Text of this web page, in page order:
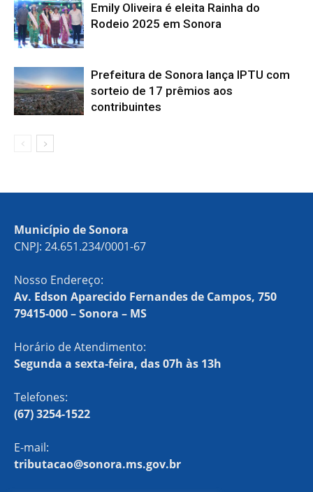
Emily Oliveira é eleita Rainha do
Rodeio 2025 em Sonora
Prefeitura de Sonora lança IPTU com
sorteio de 17 prêmios aos
contribuintes
Município de Sonora
CNPJ: 24.651.234/0001-67
Nosso Endereço:
Av. Edson Aparecido Fernandes de Campos, 750
79415-000 – Sonora – MS
Horário de Atendimento:
Segunda a sexta-feira, das 07h às 13h
Telefones:
(67) 3254-1522
E-mail:
tributacao@sonora.ms.gov.br